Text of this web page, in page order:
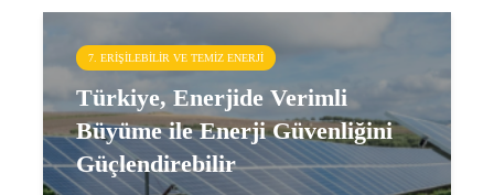
7. ERIŞILEBILIR VE TEMIZ ENERJI
Türkiye, Enerjide Verimli
Büyüme ile Enerji Güvenliğini
Güçlendirebilir